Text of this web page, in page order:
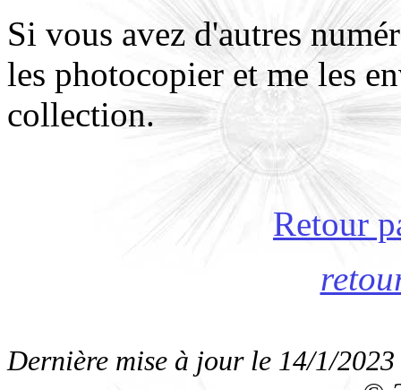
Si vous avez d'autres
les photocopier et me les
collection.
Retour
Dernière mise à jour le 14/1/2023